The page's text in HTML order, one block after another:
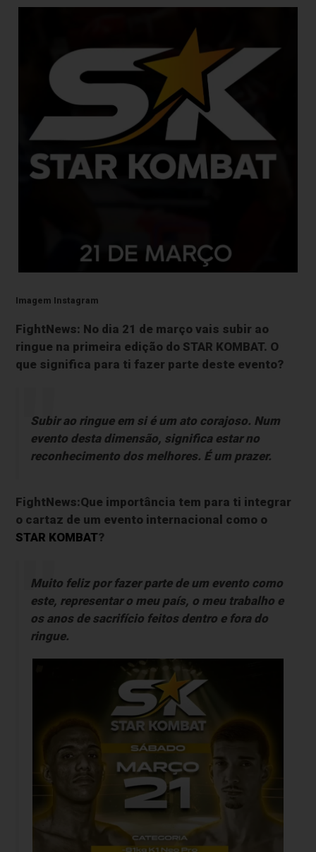
Imagem Instagram
FightNews: No dia 21 de março vais subir ao
ringue na primeira edição do STAR KOMBAT. O
que significa para ti fazer parte deste evento?
Subir ao ringue em si é um ato corajoso. Num
evento desta dimensão, significa estar no
reconhecimento dos melhores. É um prazer.
FightNews:Que importância tem para ti integrar
o cartaz de um evento internacional como o
STAR KOMBAT?
Muito feliz por fazer parte de um evento como
este, representar o meu país, o meu trabalho e
os anos de sacrifício feitos dentro e fora do
ringue.